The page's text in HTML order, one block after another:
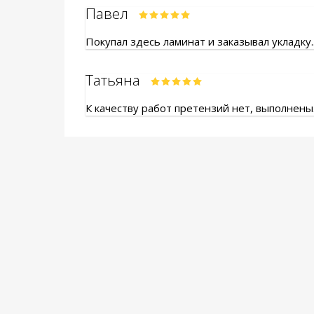
Павел
Покупал здесь ламинат и заказывал
Татьяна
К качеству работ претензий нет,